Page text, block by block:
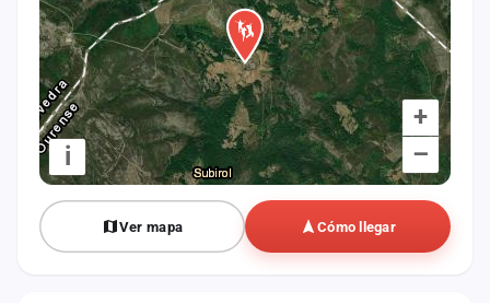
+
–
i
Ver mapa Cómo llegar